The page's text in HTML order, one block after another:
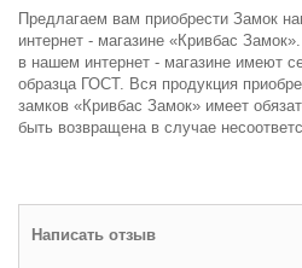
Предлагаем вам приобрести Замок
интернет - магазине «Кривбас
в нашем интернет - магазине имеют
образца ГОСТ. Вся продукция
замков «Кривбас Замок» имеет
быть возвращена в случае
Написать отзыв